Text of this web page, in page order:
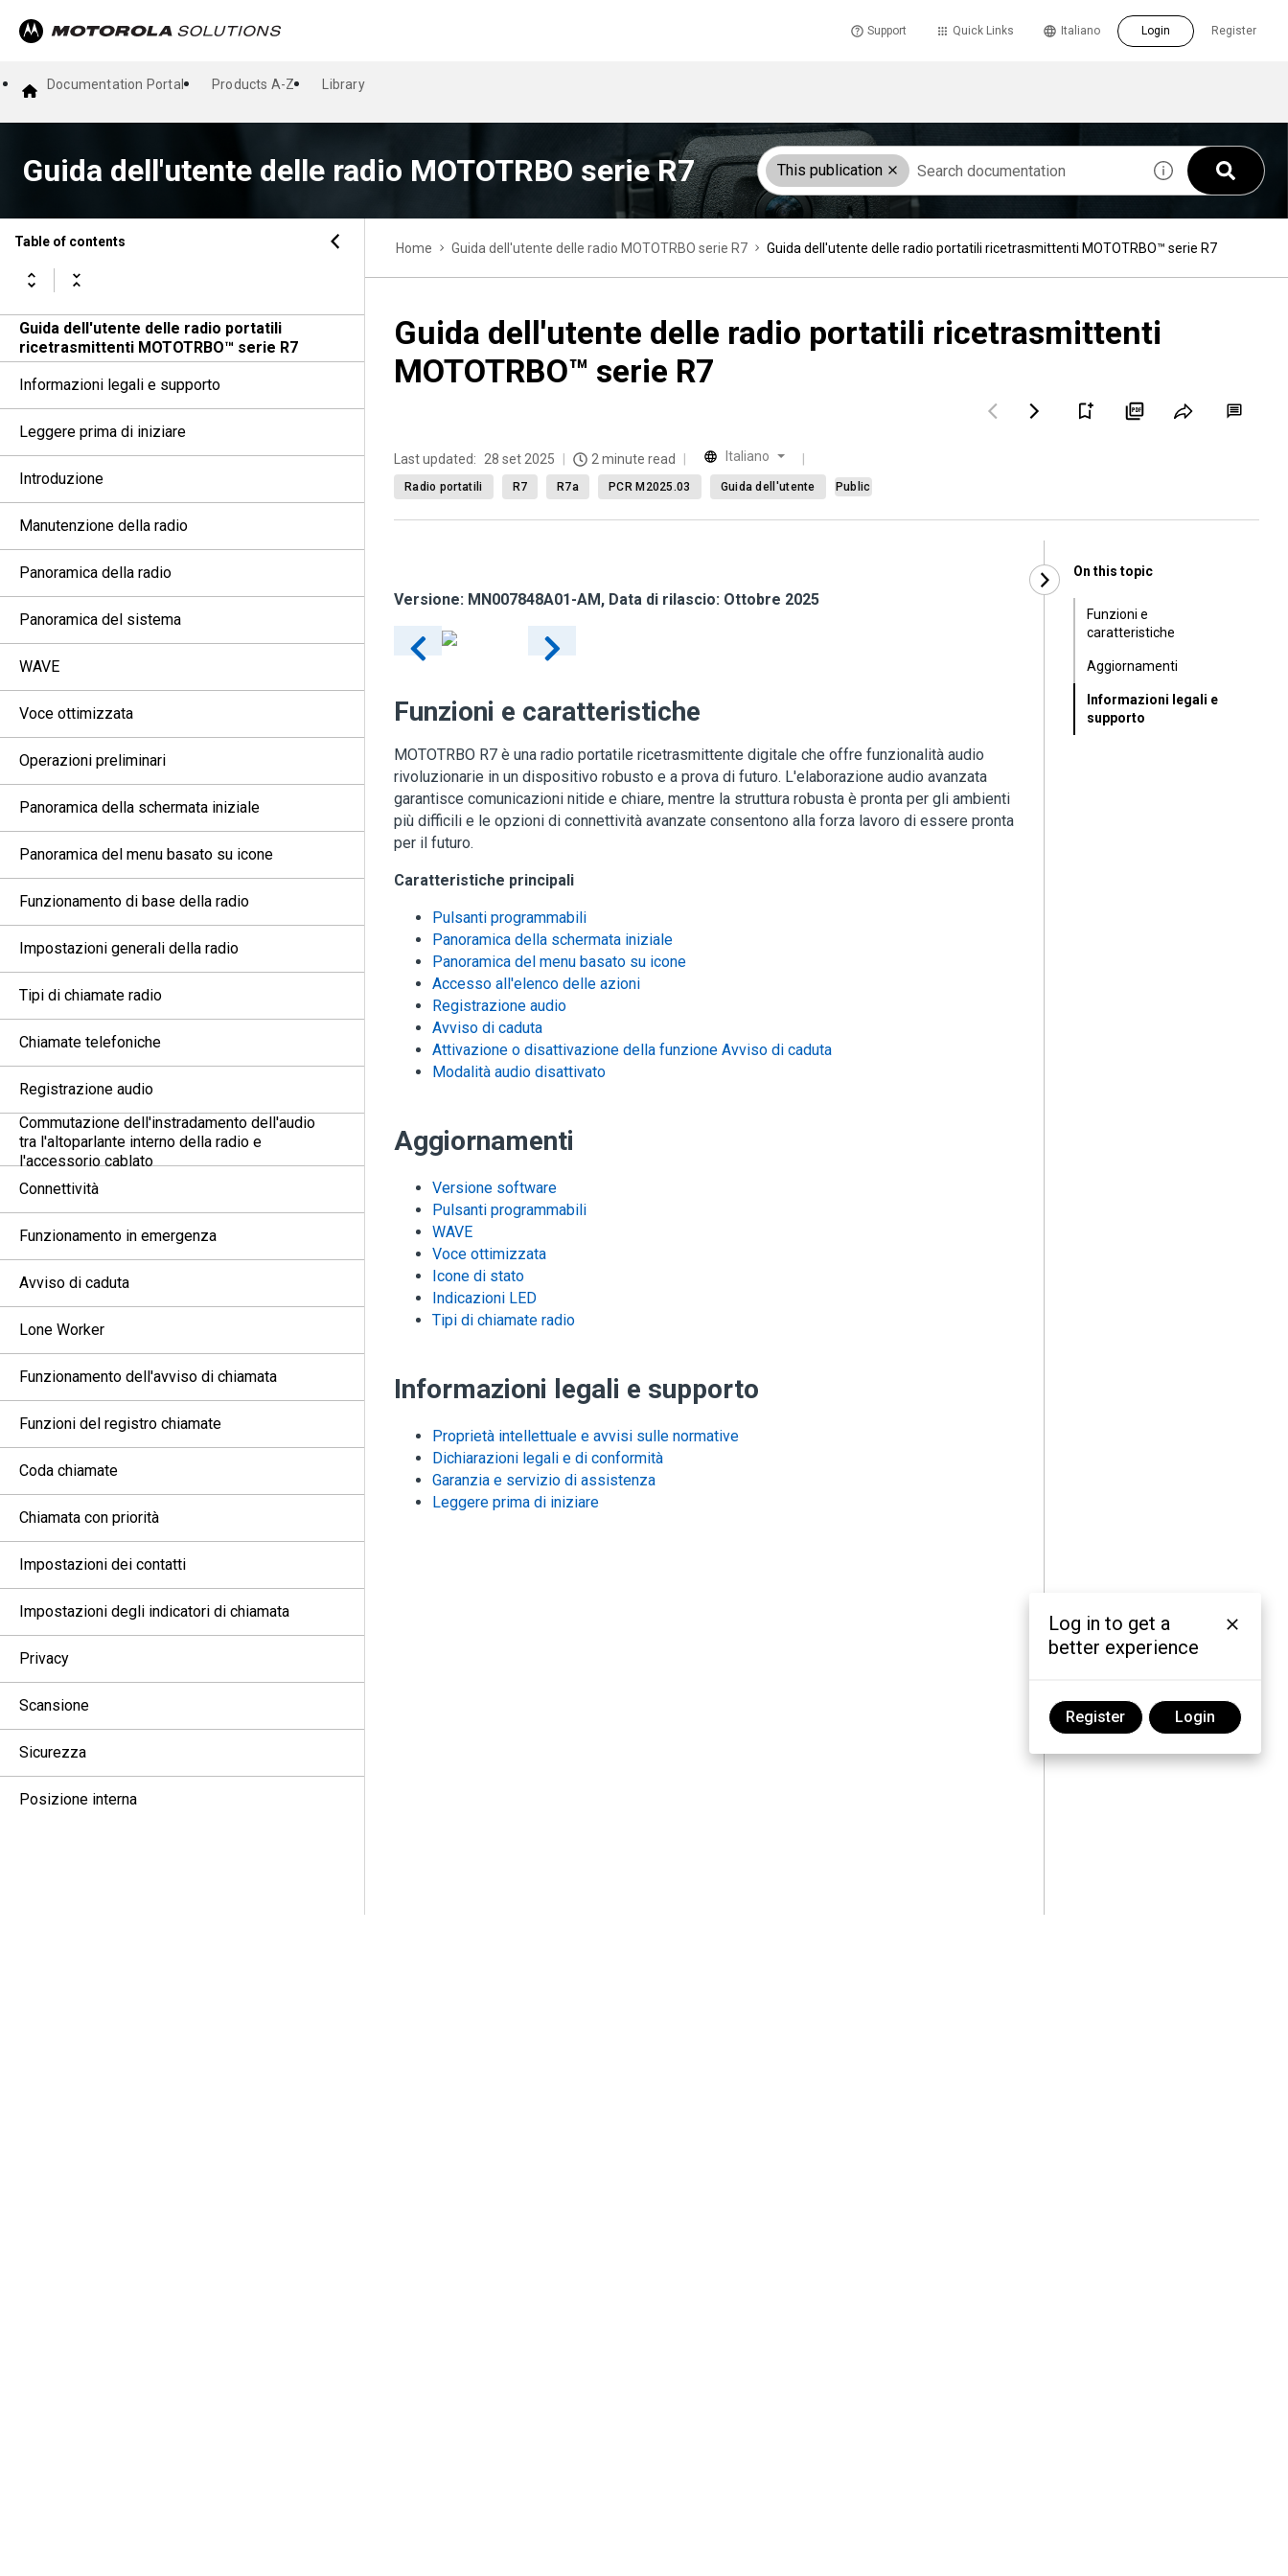
Support Quick Links Register
Italiano Login
Documentation Portal Products A-Z Library
Guida dell'utente delle radio MOTOTRBO serie R7 This publication
Table of contents
Guida dell'utente delle radio portatili
ricetrasmittenti MOTOTRBO™ serie R7
Informazioni legali e supporto
Leggere prima di iniziare
Introduzione
Manutenzione della radio
Panoramica della radio
Panoramica del sistema
WAVE
Voce ottimizzata
Operazioni preliminari
Panoramica della schermata iniziale
Panoramica del menu basato su icone
Funzionamento di base della radio
Impostazioni generali della radio
Tipi di chiamate radio
Chiamate telefoniche
Registrazione audio
Commutazione dell'instradamento dell'audio
tra l'altoparlante interno della radio e
l'accessorio cablato
Connettività
Funzionamento in emergenza
Avviso di caduta
Lone Worker
Funzionamento dell'avviso di chiamata
Funzioni del registro chiamate
Coda chiamate
Chiamata con priorità
Impostazioni dei contatti
Impostazioni degli indicatori di chiamata
Privacy
Scansione
Sicurezza
Posizione interna
Home Guida dell'utente delle radio MOTOTRBO serie R7 Guida dell'utente delle radio portatili ricetrasmittenti MOTOTRBO™ serie R7
Guida dell'utente delle radio portatili ricetrasmittenti
MOTOTRBO™ serie R7
Last updated: 28 set 2025 2 minute read Italiano
Radio portatili R7 R7a PCR M2025.03 Guida dell'utente Public
Versione: MN007848A01-AM, Data di rilascio: Ottobre 2025
Funzioni e caratteristiche
MOTOTRBO R7 è una radio portatile ricetrasmittente digitale che offre funzionalità audio
rivoluzionarie in un dispositivo robusto e a prova di futuro. L'elaborazione audio avanzata
garantisce comunicazioni nitide e chiare, mentre la struttura robusta è pronta per gli ambienti
più difficili e le opzioni di connettività avanzate consentono alla forza lavoro di essere pronta
per il futuro.
Caratteristiche principali
Pulsanti programmabili
Panoramica della schermata iniziale
Panoramica del menu basato su icone
Accesso all'elenco delle azioni
Registrazione audio
Avviso di caduta
Attivazione o disattivazione della funzione Avviso di caduta
Modalità audio disattivato
Aggiornamenti
Versione software
Pulsanti programmabili
WAVE
Voce ottimizzata
Icone di stato
Indicazioni LED
Tipi di chiamate radio
Informazioni legali e supporto
Proprietà intellettuale e avvisi sulle normative
Dichiarazioni legali e di conformità
Garanzia e servizio di assistenza
Leggere prima di iniziare
On this topic
Funzioni e
caratteristiche
Aggiornamenti
Informazioni legali e
supporto
Log in to get a
better experience
Register Login